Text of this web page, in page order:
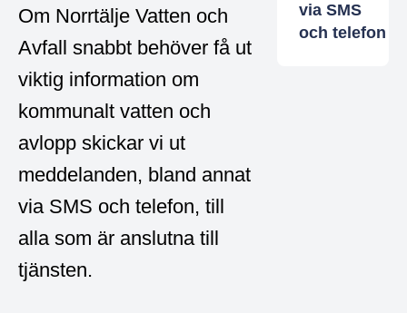
Om Norrtälje Vatten och
Avfall snabbt behöver få ut
viktig information om
kommunalt vatten och
avlopp skickar vi ut
meddelanden, bland annat
via SMS och telefon, till
alla som är anslutna till
tjänsten.
via SMS
och telefon